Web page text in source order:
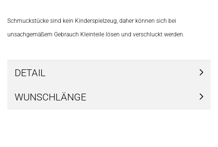
Schmuckstücke sind kein Kinderspielzeug, daher können sich bei
unsachgemäßem Gebrauch Kleinteile lösen und verschluckt werden.
DETAIL
WUNSCHLÄNGE